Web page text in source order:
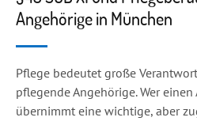
Angehörige in München
Pflege bedeutet große
pflegende Angehörige. Wer
übernimmt eine wichtige, aber